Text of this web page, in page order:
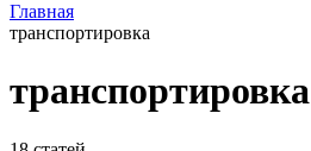
Главная
транспортировка
транспортировка